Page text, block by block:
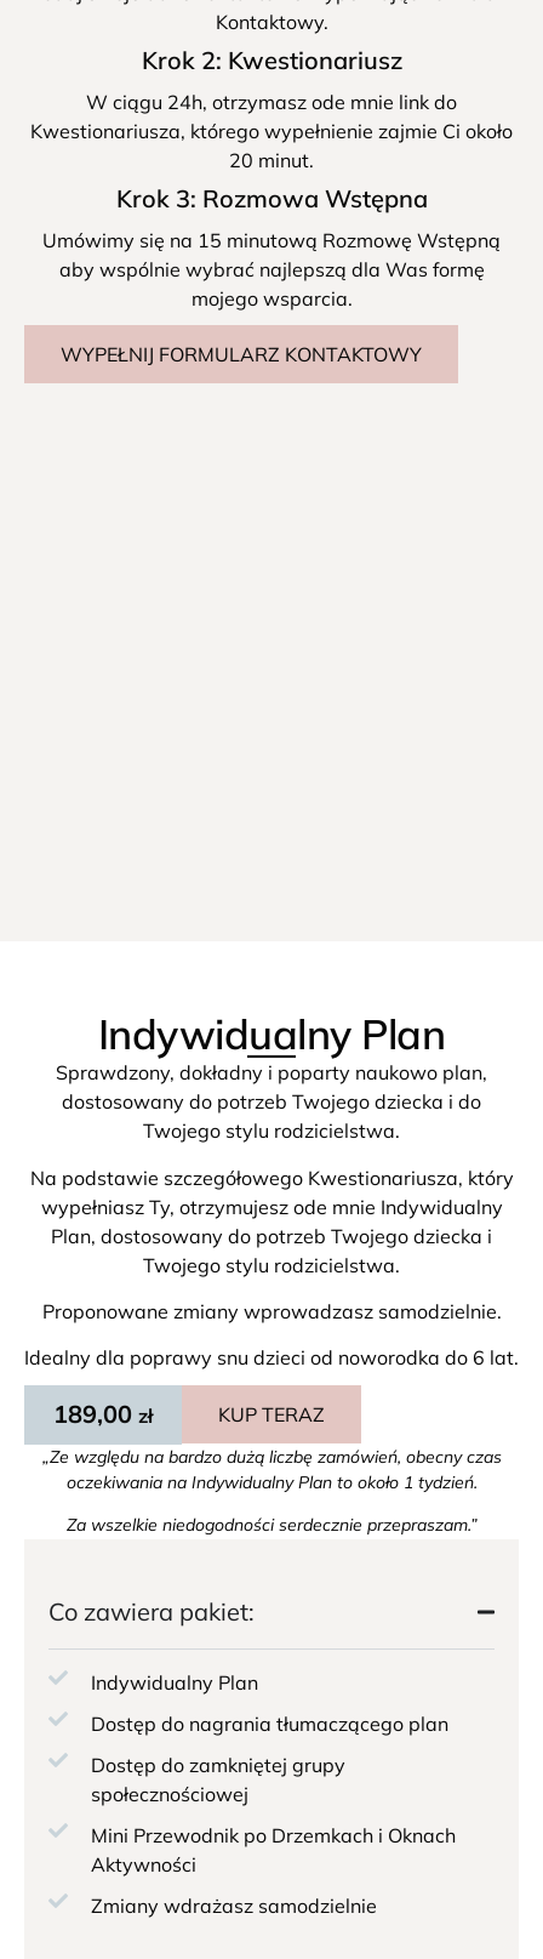
Kontaktowy.
Krok 2: Kwestionariusz
W ciągu 24h, otrzymasz ode mnie link do
Kwestionariusza, którego wypełnienie zajmie Ci około
20 minut.
Krok 3: Rozmowa Wstępna
Umówimy się na 15 minutową Rozmowę Wstępną
aby wspólnie wybrać najlepszą dla Was formę
mojego wsparcia.
WYPEŁNIJ FORMULARZ KONTAKTOWY
Indywidualny Plan
Sprawdzony, dokładny i poparty naukowo plan,
dostosowany do potrzeb Twojego dziecka i do
Twojego stylu rodzicielstwa.
Na podstawie szczegółowego Kwestionariusza, który
wypełniasz Ty, otrzymujesz ode mnie Indywidualny
Plan, dostosowany do potrzeb Twojego dziecka i
Twojego stylu rodzicielstwa.
Proponowane zmiany wprowadzasz samodzielnie.
Idealny dla poprawy snu dzieci od noworodka do 6 lat.
189,00 zł KUP TERAZ
„Ze względu na bardzo dużą liczbę zamówień, obecny czas
oczekiwania na Indywidualny Plan to około 1 tydzień.
Za wszelkie niedogodności serdecznie przepraszam.”
Co zawiera pakiet:
Indywidualny Plan
Dostęp do nagrania tłumaczącego plan
Dostęp do zamkniętej grupy
społecznościowej
Mini Przewodnik po Drzemkach i Oknach
Aktywności
Zmiany wdrażasz samodzielnie